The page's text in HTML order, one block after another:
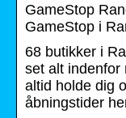
GameStop
GameStop i
68 butikker i
set alt
altid holde dig
åbningstider